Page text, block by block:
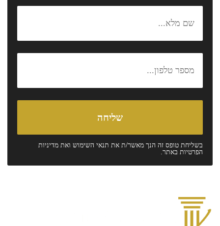
בשליחת טופס זה הנך מאשר/ת את תנאי השימוש ואת מדיניות
הפרטיות באתר.